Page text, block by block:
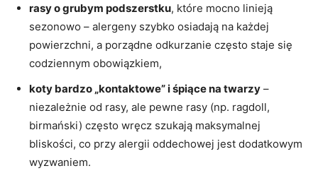
rasy o grubym podszerstku, które mocno linieją
sezonowo – alergeny szybko osiadają na każdej
powierzchni, a porządne odkurzanie często staje się
codziennym obowiązkiem,
koty bardzo „kontaktowe” i śpiące na twarzy –
niezależnie od rasy, ale pewne rasy (np. ragdoll,
birmański) często wręcz szukają maksymalnej
bliskości, co przy alergii oddechowej jest dodatkowym
wyzwaniem.